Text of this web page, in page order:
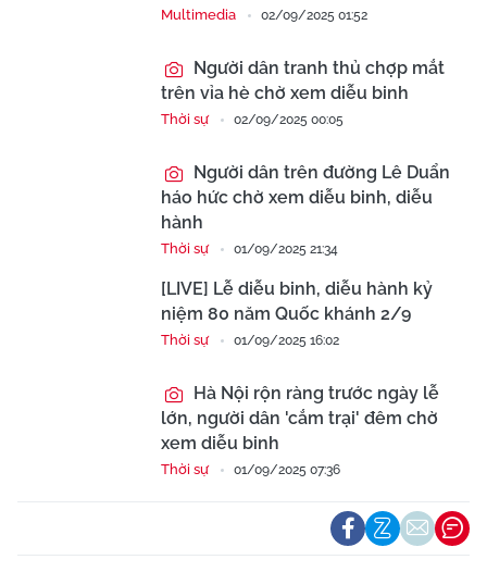
Multimedia 02/09/2025 01:52
Người dân tranh thủ chợp mắt
trên vỉa hè chờ xem diễu binh
Thời sự 02/09/2025 00:05
Người dân trên đường Lê Duẩn
háo hức chờ xem diễu binh, diễu
hành
Thời sự 01/09/2025 21:34
[LIVE] Lễ diễu binh, diễu hành kỷ
niệm 80 năm Quốc khánh 2/9
Thời sự 01/09/2025 16:02
Hà Nội rộn ràng trước ngày lễ
lớn, người dân 'cắm trại' đêm chờ
xem diễu binh
Thời sự 01/09/2025 07:36